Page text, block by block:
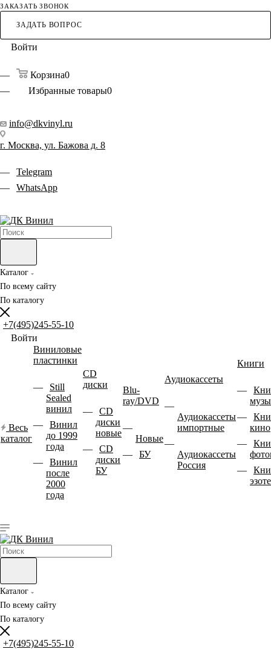
ЗАКАЗАТЬ ЗВОНОК
ЗАДАТЬ ВОПРОС
Войти
Корзина0
Избранные товары0
info@dkvinyl.ru
г. Москва, ул. Бажова д. 8
Telegram
WhatsApp
Каталог
По всему сайту
По каталогу
+7(495)245-55-10
Войти
Весь
каталог
Виниловые
пластинки
Still
Sealed
винил
Винил
до 1999
года
Винил
после
2000
года
CD
диски
CD
диски
новые
CD
диски
БУ
Blu-
ray/DVD
Новые
БУ
Аудиокассеты
Аудиокассеты
импортные
Аудиокассеты
Россия
Книги
кино
Каталог
По всему сайту
По каталогу
+7(495)245-55-10